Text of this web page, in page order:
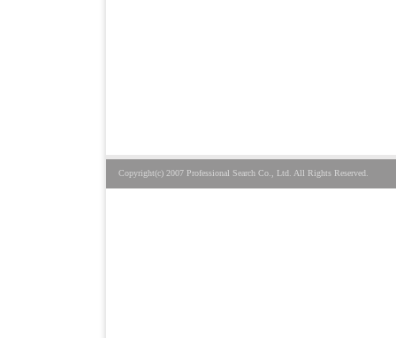
Copyright(c) 2007 Professional Search Co., Ltd. All Rights Reserved.